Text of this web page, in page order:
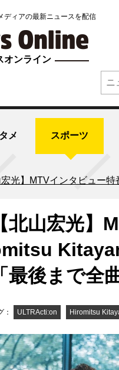
ディアの最新ニュースを配信
オンライン
メ スポーツ
宏光】MTVインタビュー
【北山宏光
「最後まで全
： ULTRActi:on Hiromitsu